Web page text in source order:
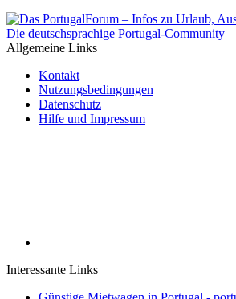
Die deutschsprachige Portugal-Community
Allgemeine Links
Kontakt
Nutzungsbedingungen
Datenschutz
Hilfe und Impressum
Interessante Links